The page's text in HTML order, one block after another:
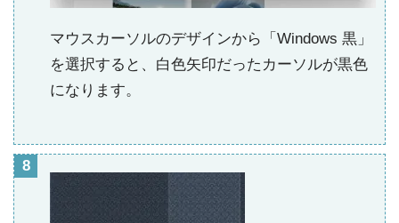
マウスカーソルのデザインから「Windows 黒」
を選択すると、白色矢印だったカーソルが黒色
になります。